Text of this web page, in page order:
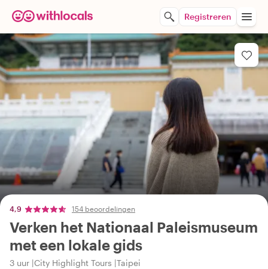
Registreren
4,9 154 beoordelingen
Verken het Nationaal Paleismuseum
met een lokale gids
3 uur City Highlight Tours Taipei